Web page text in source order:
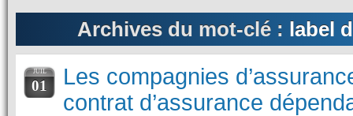
Archives du mot-clé : label
JUIL
01
Les compagnies
contrat d’assurance